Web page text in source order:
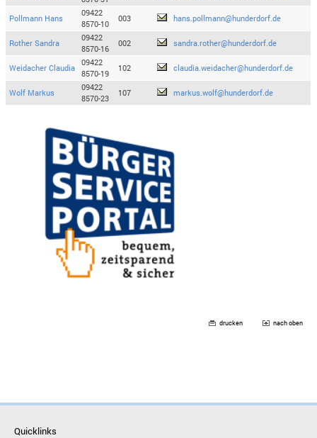
Pollmann Hans
09422
8570-10
003 hans.pollmann@hunderdorf.de
Rother Sandra
09422
8570-16
002 sandra.rother@hunderdorf.de
Weidacher Claudia
09422
8570-19
102 claudia.weidacher@hunderdorf.de
Wolf Markus
09422
8570-23
107 markus.wolf@hunderdorf.de
drucken nach oben
Quicklinks